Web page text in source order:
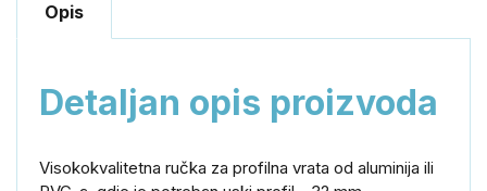
Opis
Detaljan opis proizvoda
Visokokvalitetna ručka za profilna vrata od aluminija ili